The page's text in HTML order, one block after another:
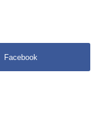
Facebook